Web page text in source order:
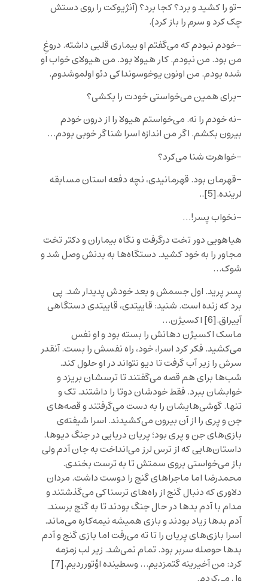
-تو را کشید و برد؟ کجا برد؟ (آنژیوکت را روی دستش
چک کرد و سرم را باز کرد).
-خودم نبودم که می‌گفتم او بیماری قلبی داشته. دروغِ
من بود. من نبودم. کار هیولا بود. من هیولای خواب او
شده بودم. من اونون یوخوسونداکی دئو اولموشدوم.
-برای همین می‌خواستی خودت را بکشی؟
-نه خودم را نه. می‌خواستم هیولا را از درون خودم
بیرون بکشم. اگر من اندازه اسرا شناگر خوبی بودم…
-خواهرت شنا می‌کرد؟
-قهرمان بود. قهرمانیدی، نچه دفعه استان مسابقه
لرینده.[5]
..
-نخواب پسر!…
هیاهویی دور تخت درگرفت و نگاه بیماران و دکتر تخت
مجاور را به خود کشید. دستگاه‌ها به بدنش وصل شد و
شوک…
پسر پرید. اول جسمش و بعد خودش پدیدار شد. پی
برد که زنده است. شنید: قاییتدی، قاییتدی دستگاهی
آییراق.[6]
اکسیژن…
ماسک اکسیژن دهانش را بسته بود و او نفس
می‌کشید. فکر کرد اسرا، خود، راه نفسش را بست. آنقدر
سرش را زیر آب گرفت تا دیو نتواند در او حلول کند.
شب‌ها برای هم قصه می‌گفتند تا ترسشان بریزد و
خوابشان ببرد. فقط خودشان دوتا را داشتند. تک و
تنها. گوشی‌هایشان را به دست می‌گرفتند و قصه‌های
جن و پری را از آن بیرون می‌کشیدند. اسرا شیفته‌ی
بازی‌های جن و پری بود؛ پریان دریایی در جنگ دیوها.
داستان‌هایی که از ترس لرز می‌انداخت به جان آدم ولی
باز می‌خواستی بروی سمتش تا به ترست بخندی.
محمدرضا اما ماجرا‌های گنج را دوست داشت. مردان
دلاوری که دنبال گنج از راه‌های ترسناکی می‌گذشتند و
مدام با آدم بدها در حال جنگ بودند تا به گنج برسند.
آدم بدها زیاد بودند و بازی همیشه نیمه‌کاره می‌ماند.
اسرا بازی‌های پریان را تا ته می‌رفت اما بازی گنج و آدم
بدها حوصله‌ سربر بود. تمام نمی‌شد. زیر لب زمزمه
کرد: من آخیرینه گتمزدیم… وسطینده اؤتورردیم.[7]